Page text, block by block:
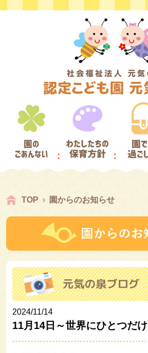
TOP 園からのお知らせ
2024/11/14
11月14日～世界にひとつだ